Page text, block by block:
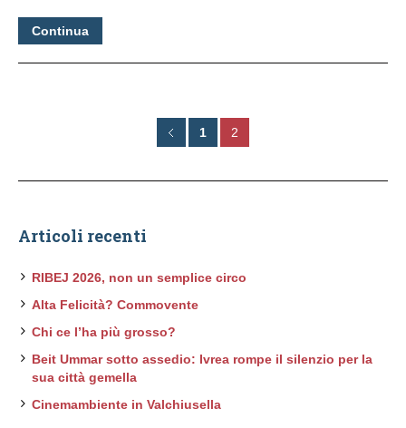
Continua
1 2
Articoli recenti
RIBEJ 2026, non un semplice circo
Alta Felicità? Commovente
Chi ce l’ha più grosso?
Beit Ummar sotto assedio: Ivrea rompe il silenzio per la
sua città gemella
Cinemambiente in Valchiusella